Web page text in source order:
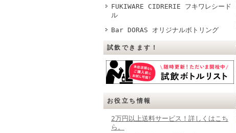
FUKIWARE CIDRERIE フキワレシード
ル
Bar DORAS オリジナルボトリング
試飲できます！
お役立ち情報
2万円以上送料サービス！詳しくはこち
ら。